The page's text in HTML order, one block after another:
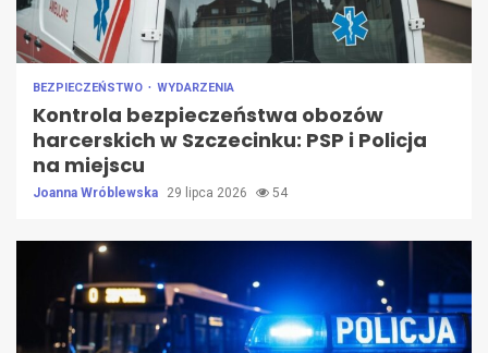
BEZPIECZEŃSTWO WYDARZENIA
Kontrola bezpieczeństwa obozów
harcerskich w Szczecinku: PSP i Policja
na miejscu
Joanna Wróblewska 29 lipca 2026 54